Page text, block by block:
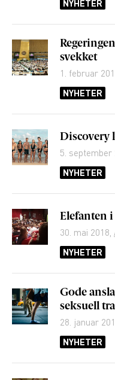
NYHETER
svekket
1. februar
NYHETER
Discovery
5. september
NYHETER
Elefanten
30. mai 2018,
NYHETER
Gode
seksuell
28. januar
NYHETER